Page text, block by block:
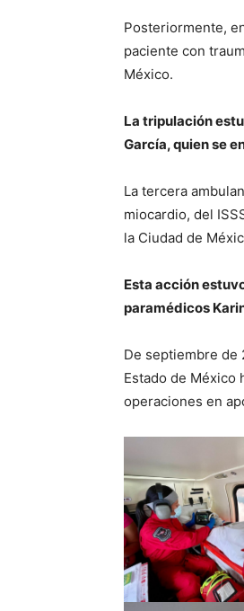
Posteriormente,
paciente con
México.
La tripulación
García, quien se
La tercera
miocardio, del
la Ciudad de
Esta acción
paramédicos
De septiembre de
Estado de México
operaciones en